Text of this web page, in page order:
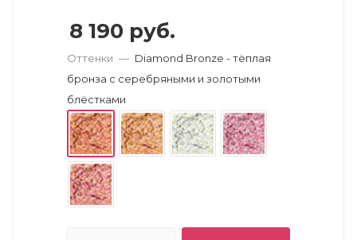
8 190 руб.
Оттенки — Diamond Bronze - тёплая
бронза с серебряными и золотыми
блёстками